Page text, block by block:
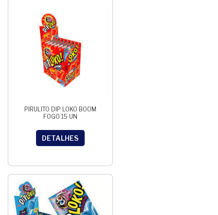
PIRULITO DIP LOKO BOOM
FOGO 15 UN
DETALHES